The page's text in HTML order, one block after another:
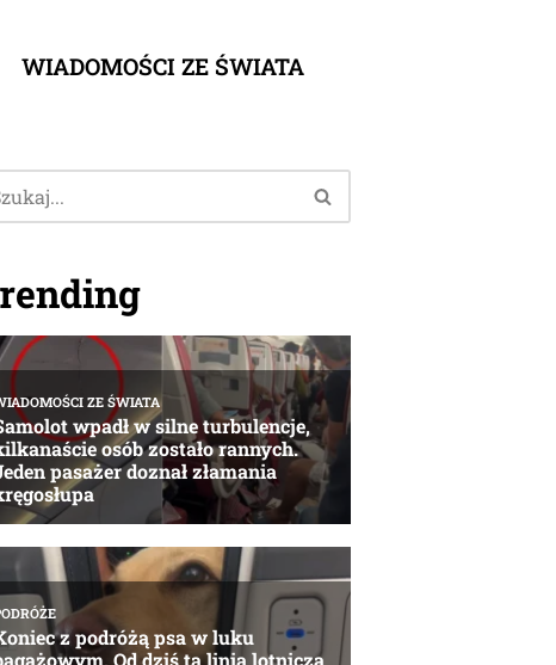
WIADOMOŚCI ZE ŚWIATA